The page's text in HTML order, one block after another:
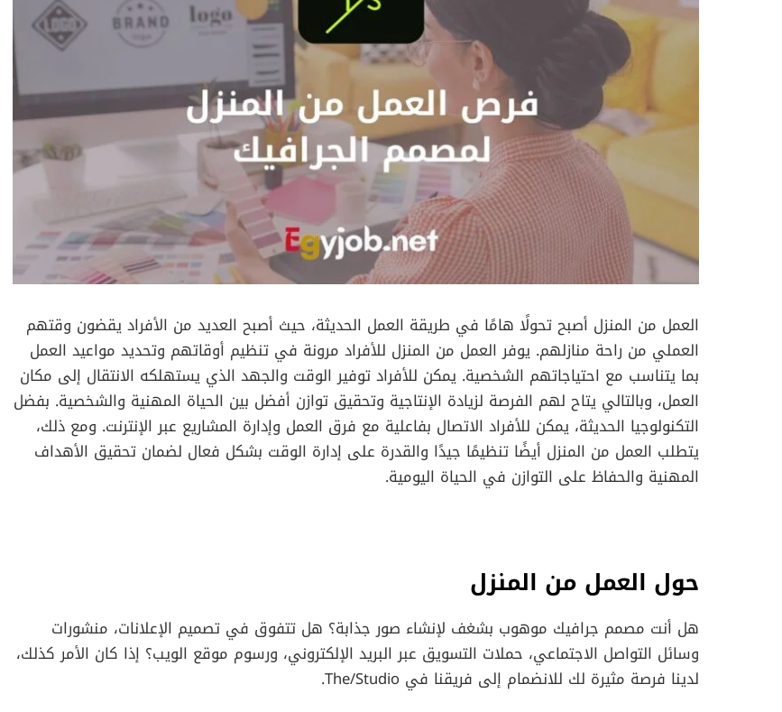
العمل من المنزل أصبح تحولًا هامًا في طريقة العمل الحديثة، حيث أصبح العديد من الأفراد يقضون وقتهم
العملي من راحة منازلهم. يوفر العمل من المنزل للأفراد مرونة في تنظيم أوقاتهم وتحديد مواعيد العمل
بما يتناسب مع احتياجاتهم الشخصية. يمكن للأفراد توفير الوقت والجهد الذي يستهلكه الانتقال إلى مكان
العمل، وبالتالي يتاح لهم الفرصة لزيادة الإنتاجية وتحقيق توازن أفضل بين الحياة المهنية والشخصية. بفضل
التكنولوجيا الحديثة، يمكن للأفراد الاتصال بفاعلية مع فرق العمل وإدارة المشاريع عبر الإنترنت. ومع ذلك،
يتطلب العمل من المنزل أيضًا تنظيمًا جيدًا والقدرة على إدارة الوقت بشكل فعال لضمان تحقيق الأهداف
المهنية والحفاظ على التوازن في الحياة اليومية.
حول العمل من المنزل
هل أنت مصمم جرافيك موهوب بشغف لإنشاء صور جذابة؟ هل تتفوق في تصميم الإعلانات، منشورات
وسائل التواصل الاجتماعي، حملات التسويق عبر البريد الإلكتروني، ورسوم موقع الويب؟ إذا كان الأمر كذلك،
لدينا فرصة مثيرة لك للانضمام إلى فريقنا في The/Studio.